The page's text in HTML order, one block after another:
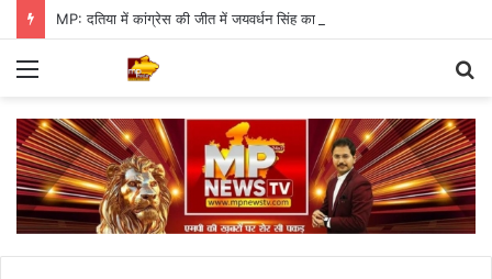
MP: दतिया में कांग्रेस की जीत में जयवर्धन सिंह का जादू, 35 में 30 बूथ जीते
Menu